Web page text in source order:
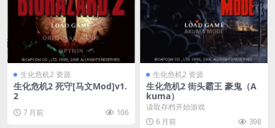
生化危机2 资源
生化危机2 死守[马文Mod]v1.
2
7 月前 106
生化危机2 资源
生化危机2 街头霸王 豪鬼（A
kuma）
读取存档开始游戏
6 月前
398